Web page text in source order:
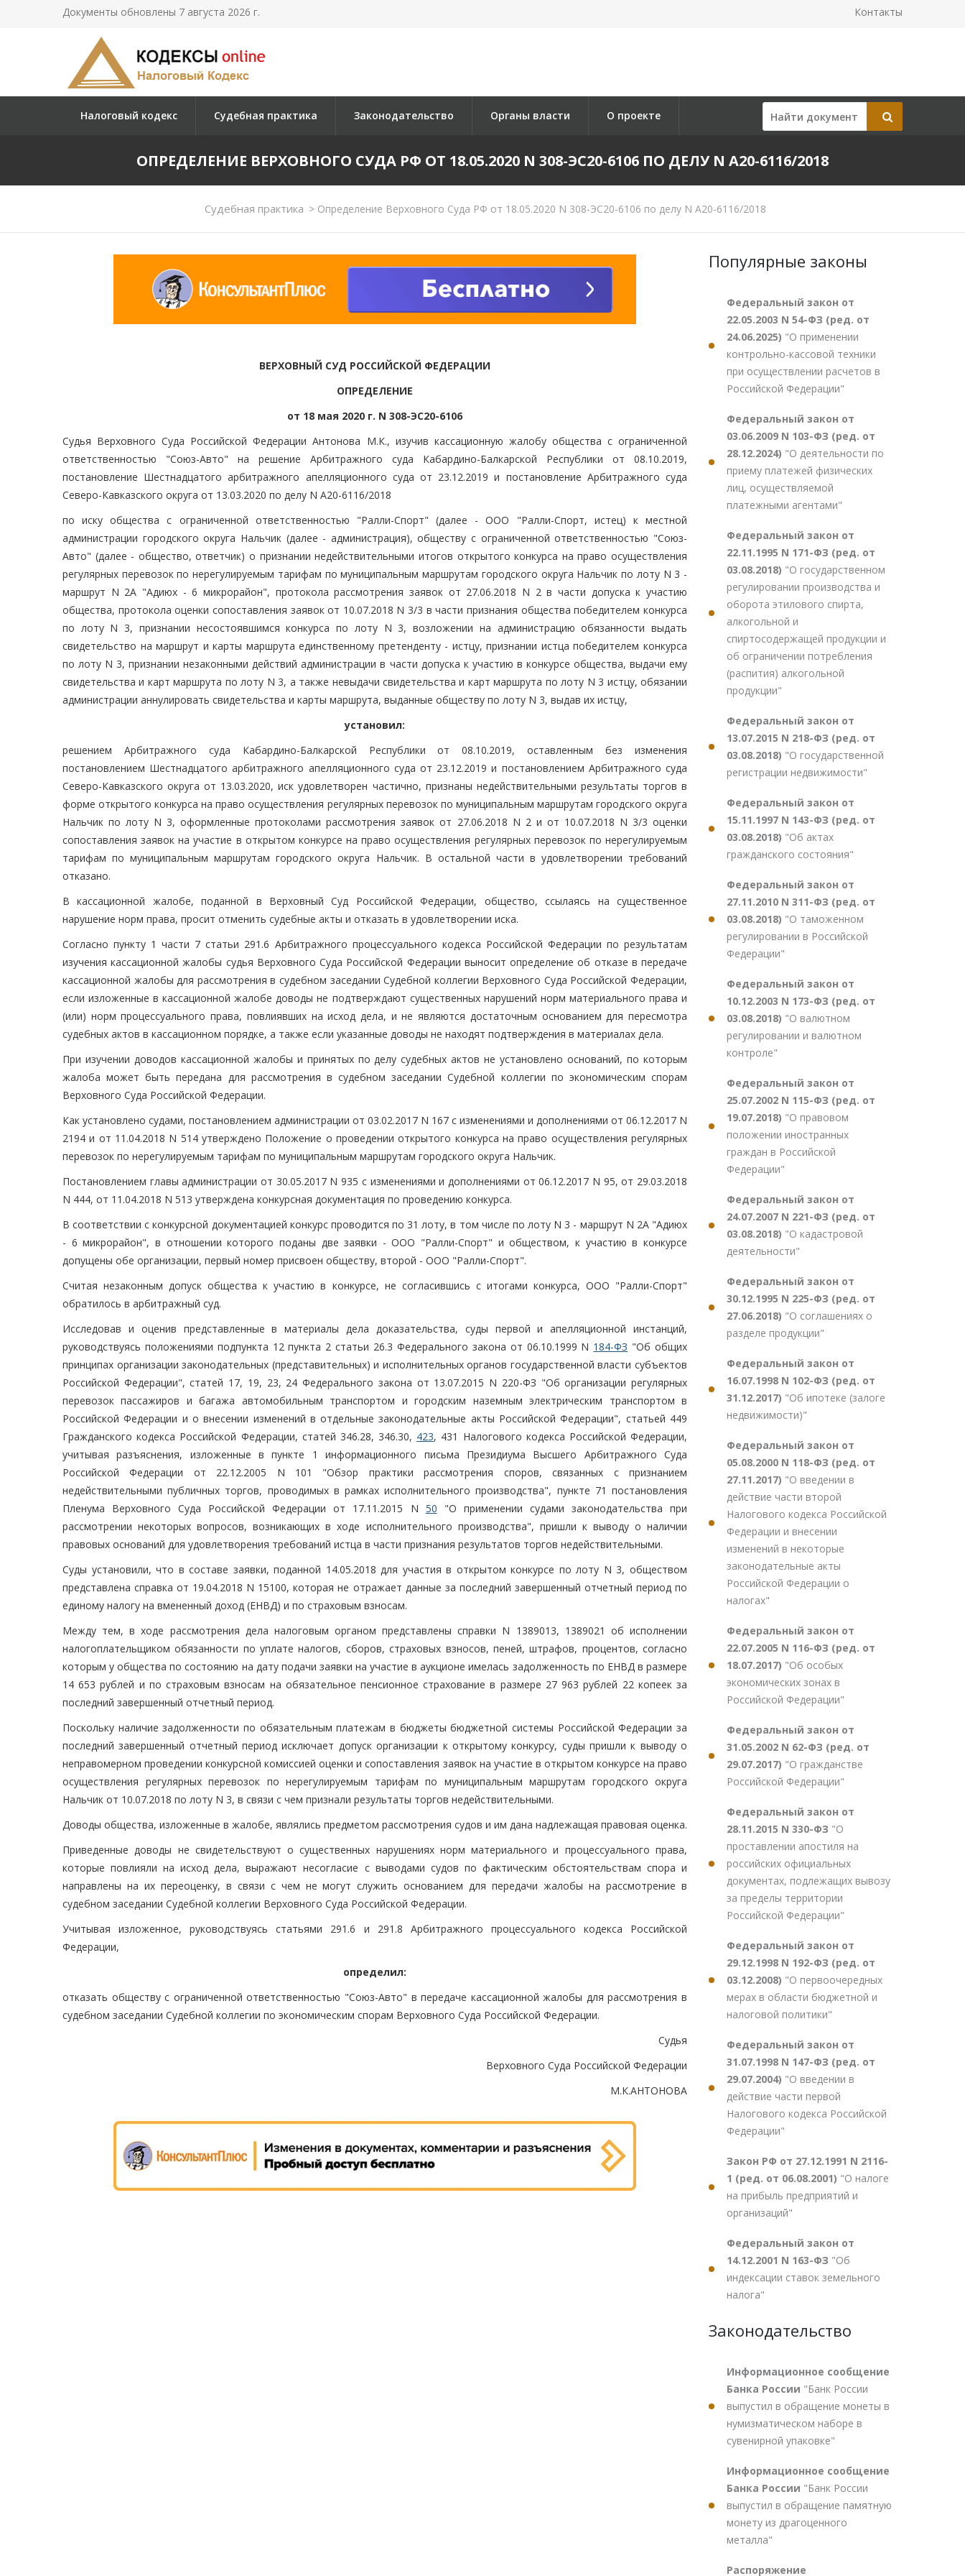
Документы обновлены 7 августа 2026 г. Контакты
Налоговый кодекс Судебная практика Законодательство Органы власти О проекте
ОПРЕДЕЛЕНИЕ ВЕРХОВНОГО СУДА РФ ОТ 18.05.2020 N 308-ЭС20-6106 ПО ДЕЛУ N А20-6116/2018
Судебная практика >Определение Верховного Суда РФ от 18.05.2020 N 308-ЭС20-6106 по делу N А20-6116/2018
ВЕРХОВНЫЙ СУД РОССИЙСКОЙ ФЕДЕРАЦИИ
ОПРЕДЕЛЕНИЕ
от 18 мая 2020 г. N 308-ЭС20-6106
Судья Верховного Суда Российской Федерации Антонова М.К., изучив кассационную жалобу общества с ограниченной
ответственностью "Союз-Авто" на решение Арбитражного суда Кабардино-Балкарской Республики от 08.10.2019,
постановление Шестнадцатого арбитражного апелляционного суда от 23.12.2019 и постановление Арбитражного суда
Северо-Кавказского округа от 13.03.2020 по делу N А20-6116/2018
по иску общества с ограниченной ответственностью "Ралли-Спорт" (далее - ООО "Ралли-Спорт, истец) к местной
администрации городского округа Нальчик (далее - администрация), обществу с ограниченной ответственностью "Союз-
Авто" (далее - общество, ответчик) о признании недействительными итогов открытого конкурса на право осуществления
регулярных перевозок по нерегулируемым тарифам по муниципальным маршрутам городского округа Нальчик по лоту N 3 -
маршрут N 2А "Адиюх - 6 микрорайон", протокола рассмотрения заявок от 27.06.2018 N 2 в части допуска к участию
общества, протокола оценки сопоставления заявок от 10.07.2018 N 3/3 в части признания общества победителем конкурса
по лоту N 3, признании несостоявшимся конкурса по лоту N 3, возложении на администрацию обязанности выдать
свидетельство на маршрут и карты маршрута единственному претенденту - истцу, признании истца победителем конкурса
по лоту N 3, признании незаконными действий администрации в части допуска к участию в конкурсе общества, выдачи ему
свидетельства и карт маршрута по лоту N 3, а также невыдачи свидетельства и карт маршрута по лоту N 3 истцу, обязании
администрации аннулировать свидетельства и карты маршрута, выданные обществу по лоту N 3, выдав их истцу,
установил:
решением Арбитражного суда Кабардино-Балкарской Республики от 08.10.2019, оставленным без изменения
постановлением Шестнадцатого арбитражного апелляционного суда от 23.12.2019 и постановлением Арбитражного суда
Северо-Кавказского округа от 13.03.2020, иск удовлетворен частично, признаны недействительными результаты торгов в
форме открытого конкурса на право осуществления регулярных перевозок по муниципальным маршрутам городского округа
Нальчик по лоту N 3, оформленные протоколами рассмотрения заявок от 27.06.2018 N 2 и от 10.07.2018 N 3/3 оценки
сопоставления заявок на участие в открытом конкурсе на право осуществления регулярных перевозок по нерегулируемым
тарифам по муниципальным маршрутам городского округа Нальчик. В остальной части в удовлетворении требований
отказано.
В кассационной жалобе, поданной в Верховный Суд Российской Федерации, общество, ссылаясь на существенное
нарушение норм права, просит отменить судебные акты и отказать в удовлетворении иска.
Согласно пункту 1 части 7 статьи 291.6 Арбитражного процессуального кодекса Российской Федерации по результатам
изучения кассационной жалобы судья Верховного Суда Российской Федерации выносит определение об отказе в передаче
кассационной жалобы для рассмотрения в судебном заседании Судебной коллегии Верховного Суда Российской Федерации,
если изложенные в кассационной жалобе доводы не подтверждают существенных нарушений норм материального права и
(или) норм процессуального права, повлиявших на исход дела, и не являются достаточным основанием для пересмотра
судебных актов в кассационном порядке, а также если указанные доводы не находят подтверждения в материалах дела.
При изучении доводов кассационной жалобы и принятых по делу судебных актов не установлено оснований, по которым
жалоба может быть передана для рассмотрения в судебном заседании Судебной коллегии по экономическим спорам
Верховного Суда Российской Федерации.
Как установлено судами, постановлением администрации от 03.02.2017 N 167 с изменениями и дополнениями от 06.12.2017 N
2194 и от 11.04.2018 N 514 утверждено Положение о проведении открытого конкурса на право осуществления регулярных
перевозок по нерегулируемым тарифам по муниципальным маршрутам городского округа Нальчик.
Постановлением главы администрации от 30.05.2017 N 935 с изменениями и дополнениями от 06.12.2017 N 95, от 29.03.2018
N 444, от 11.04.2018 N 513 утверждена конкурсная документация по проведению конкурса.
В соответствии с конкурсной документацией конкурс проводится по 31 лоту, в том числе по лоту N 3 - маршрут N 2А "Адиюх
- 6 микрорайон", в отношении которого поданы две заявки - ООО "Ралли-Спорт" и обществом, к участию в конкурсе
допущены обе организации, первый номер присвоен обществу, второй - ООО "Ралли-Спорт".
Считая незаконным допуск общества к участию в конкурсе, не согласившись с итогами конкурса, ООО "Ралли-Спорт"
обратилось в арбитражный суд.
Исследовав и оценив представленные в материалы дела доказательства, суды первой и апелляционной инстанций,
руководствуясь положениями подпункта 12 пункта 2 статьи 26.3 Федерального закона от 06.10.1999 N 184-ФЗ "Об общих
принципах организации законодательных (представительных) и исполнительных органов государственной власти субъектов
Российской Федерации", статей 17, 19, 23, 24 Федерального закона от 13.07.2015 N 220-ФЗ "Об организации регулярных
перевозок пассажиров и багажа автомобильным транспортом и городским наземным электрическим транспортом в
Российской Федерации и о внесении изменений в отдельные законодательные акты Российской Федерации", статьей 449
Гражданского кодекса Российской Федерации, статей 346.28, 346.30, 423, 431 Налогового кодекса Российской Федерации,
учитывая разъяснения, изложенные в пункте 1 информационного письма Президиума Высшего Арбитражного Суда
Российской Федерации от 22.12.2005 N 101 "Обзор практики рассмотрения споров, связанных с признанием
недействительными публичных торгов, проводимых в рамках исполнительного производства", пункте 71 постановления
Пленума Верховного Суда Российской Федерации от 17.11.2015 N 50 "О применении судами законодательства при
рассмотрении некоторых вопросов, возникающих в ходе исполнительного производства", пришли к выводу о наличии
правовых оснований для удовлетворения требований истца в части признания результатов торгов недействительными.
Суды установили, что в составе заявки, поданной 14.05.2018 для участия в открытом конкурсе по лоту N 3, обществом
представлена справка от 19.04.2018 N 15100, которая не отражает данные за последний завершенный отчетный период по
единому налогу на вмененный доход (ЕНВД) и по страховым взносам.
Между тем, в ходе рассмотрения дела налоговым органом представлены справки N 1389013, 1389021 об исполнении
налогоплательщиком обязанности по уплате налогов, сборов, страховых взносов, пеней, штрафов, процентов, согласно
которым у общества по состоянию на дату подачи заявки на участие в аукционе имелась задолженность по ЕНВД в размере
14 653 рублей и по страховым взносам на обязательное пенсионное страхование в размере 27 963 рублей 22 копеек за
последний завершенный отчетный период.
Поскольку наличие задолженности по обязательным платежам в бюджеты бюджетной системы Российской Федерации за
последний завершенный отчетный период исключает допуск организации к открытому конкурсу, суды пришли к выводу о
неправомерном проведении конкурсной комиссией оценки и сопоставления заявок на участие в открытом конкурсе на право
осуществления регулярных перевозок по нерегулируемым тарифам по муниципальным маршрутам городского округа
Нальчик от 10.07.2018 по лоту N 3, в связи с чем признали результаты торгов недействительными.
Доводы общества, изложенные в жалобе, являлись предметом рассмотрения судов и им дана надлежащая правовая оценка.
Приведенные доводы не свидетельствуют о существенных нарушениях норм материального и процессуального права,
которые повлияли на исход дела, выражают несогласие с выводами судов по фактическим обстоятельствам спора и
направлены на их переоценку, в связи с чем не могут служить основанием для передачи жалобы на рассмотрение в
судебном заседании Судебной коллегии Верховного Суда Российской Федерации.
Учитывая изложенное, руководствуясь статьями 291.6 и 291.8 Арбитражного процессуального кодекса Российской
Федерации,
определил:
отказать обществу с ограниченной ответственностью "Союз-Авто" в передаче кассационной жалобы для рассмотрения в
судебном заседании Судебной коллегии по экономическим спорам Верховного Суда Российской Федерации.
Судья
Верховного Суда Российской Федерации
М.К.АНТОНОВА
Популярные законы
Федеральный закон от
22.05.2003 N 54-ФЗ (ред. от
24.06.2025) "О применении
контрольно-кассовой техники
при осуществлении расчетов в
Российской Федерации"
Федеральный закон от
03.06.2009 N 103-ФЗ (ред. от
28.12.2024) "О деятельности по
приему платежей физических
лиц, осуществляемой
платежными агентами"
Федеральный закон от
22.11.1995 N 171-ФЗ (ред. от
03.08.2018) "О государственном
регулировании производства и
оборота этилового спирта,
алкогольной и
спиртосодержащей продукции и
об ограничении потребления
(распития) алкогольной
продукции"
Федеральный закон от
13.07.2015 N 218-ФЗ (ред. от
03.08.2018) "О государственной
регистрации недвижимости"
Федеральный закон от
15.11.1997 N 143-ФЗ (ред. от
03.08.2018) "Об актах
гражданского состояния"
Федеральный закон от
27.11.2010 N 311-ФЗ (ред. от
03.08.2018) "О таможенном
регулировании в Российской
Федерации"
Федеральный закон от
10.12.2003 N 173-ФЗ (ред. от
03.08.2018) "О валютном
регулировании и валютном
контроле"
Федеральный закон от
25.07.2002 N 115-ФЗ (ред. от
19.07.2018) "О правовом
положении иностранных
граждан в Российской
Федерации"
Федеральный закон от
24.07.2007 N 221-ФЗ (ред. от
03.08.2018) "О кадастровой
деятельности"
Федеральный закон от
30.12.1995 N 225-ФЗ (ред. от
27.06.2018) "О соглашениях о
разделе продукции"
Федеральный закон от
16.07.1998 N 102-ФЗ (ред. от
31.12.2017) "Об ипотеке (залоге
недвижимости)"
Федеральный закон от
05.08.2000 N 118-ФЗ (ред. от
27.11.2017) "О введении в
действие части второй
Налогового кодекса Российской
Федерации и внесении
изменений в некоторые
законодательные акты
Российской Федерации о
налогах"
Федеральный закон от
22.07.2005 N 116-ФЗ (ред. от
18.07.2017) "Об особых
экономических зонах в
Российской Федерации"
Федеральный закон от
31.05.2002 N 62-ФЗ (ред. от
29.07.2017) "О гражданстве
Российской Федерации"
Федеральный закон от
28.11.2015 N 330-ФЗ "О
проставлении апостиля на
российских официальных
документах, подлежащих вывозу
за пределы территории
Российской Федерации"
Федеральный закон от
29.12.1998 N 192-ФЗ (ред. от
03.12.2008) "О первоочередных
мерах в области бюджетной и
налоговой политики"
Федеральный закон от
31.07.1998 N 147-ФЗ (ред. от
29.07.2004) "О введении в
действие части первой
Налогового кодекса Российской
Федерации"
Закон РФ от 27.12.1991 N 2116-
1 (ред. от 06.08.2001) "О налоге
на прибыль предприятий и
организаций"
Федеральный закон от
14.12.2001 N 163-ФЗ "Об
индексации ставок земельного
налога"
Законодательство
Информационное сообщение
Банка России "Банк России
выпустил в обращение монеты в
нумизматическом наборе в
сувенирной упаковке"
Информационное сообщение
Банка России "Банк России
выпустил в обращение памятную
монету из драгоценного
металла"
Распоряжение